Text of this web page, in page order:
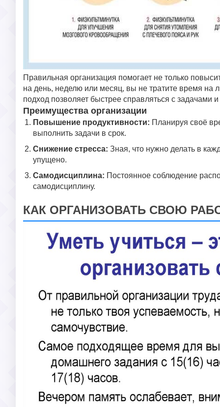
Правильная организация помогает не только
на день, неделю или месяц, вы не тратите время
подход позволяет быстрее справляться с задачами
Преимущества организации
Повышение продуктивности: Планируя своё
выполнить задачи в срок.
Снижение стресса: Зная, что нужно делать в
упущено.
Самодисциплина: Постоянное соблюдение
самодисциплину.
КАК ОРГАНИЗОВАТЬ СВОЮ